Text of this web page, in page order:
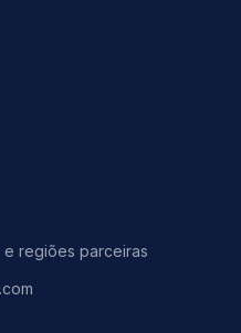
e regiões parceiras